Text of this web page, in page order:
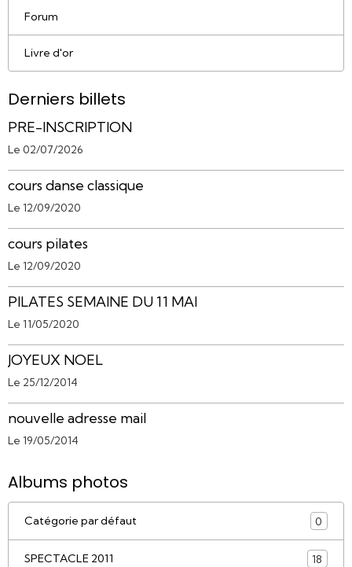
Forum
Livre d'or
Derniers billets
PRE-INSCRIPTION
Le 02/07/2026
cours danse classique
Le 12/09/2020
cours pilates
Le 12/09/2020
PILATES SEMAINE DU 11 MAI
Le 11/05/2020
JOYEUX NOEL
Le 25/12/2014
nouvelle adresse mail
Le 19/05/2014
Albums photos
Catégorie par défaut 0
SPECTACLE 2011 18